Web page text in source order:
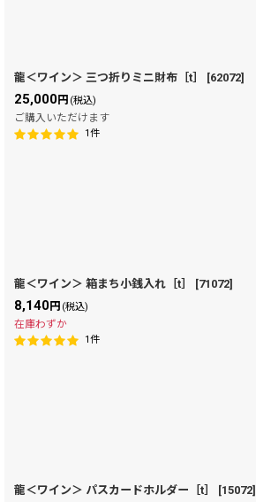
龍＜ワイン＞ 三つ折りミニ財布［t］ [62072]
25,000円 (税込)
ご購入いただけます
1件
龍＜ワイン＞ 箱まち小銭入れ［t］ [71072]
8,140円 (税込)
在庫わずか
1件
龍＜ワイン＞ パスカードホルダー［t］ [15072]